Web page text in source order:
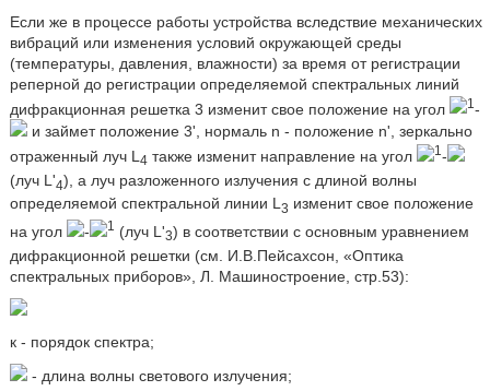
Если же в процессе работы устройства вследствие механических
вибраций или изменения условий окружающей среды
(температуры, давления, влажности) за время от регистрации
реперной до регистрации определяемой спектральных линий
дифракционная решетка 3 изменит свое положение на угол
1 -
и займет положение 3', нормаль n - положение n', зеркально
отраженный луч L 4 также изменит направление на угол 1 -
(луч L'4), а луч разложенного излучения с длиной волны
определяемой спектральной линии L3 изменит свое положение
на угол
- 1 (луч L'3) в соответствии с основным уравнением
дифракционной решетки (см. И.В.Пейсахсон, «Оптика
спектральных приборов», Л. Машиностроение, стр.53):
к - порядок спектра;
- длина волны светового излучения;